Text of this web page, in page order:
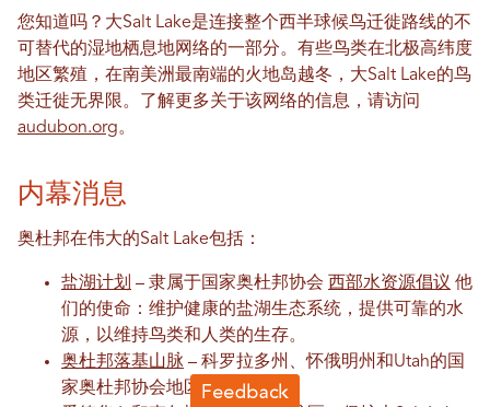
您知道吗？大Salt Lake是连接整个西半球候鸟迁徙路线的不
可替代的湿地栖息地网络的一部分。有些鸟类在北极高纬度
地区繁殖，在南美洲最南端的火地岛越冬，大Salt Lake的鸟
类迁徙无界限。了解更多关于该网络的信息，请访问
audubon.org。
内幕消息
奥杜邦在伟大的Salt Lake包括：
盐湖计划 – 隶属于国家奥杜邦协会 西部水资源倡议 他
们的使命：维护健康的盐湖生态系统，提供可靠的水
源，以维持鸟类和人类的生存。
奥杜邦落基山脉 – 科罗拉多州、怀俄明州和Utah的国
家奥杜邦协会地区办事处。